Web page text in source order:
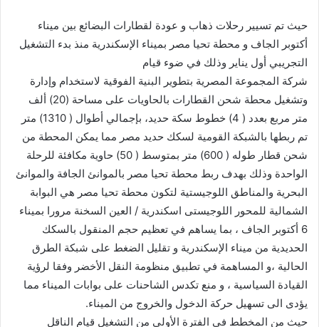
حيث تم تسيير رحلات ذهاب و عودة لقطارات البضائع بين ميناء
أكتوبر الجاف و محطة تحيا مصر بميناء الإسكندرية منذ بدء التشغيل
التجريبي أول يناير وذلك في ضوء قيام
شركة المجموعة المصرية بتطوير البنية الفوقية لاستخدام وإدارة
وتشغيل محطة شحن القطارات بالحاويات على مساحة (20) ألف
متر مربع بعدد ( 4) خطوط سكة حديد، بإجمالي أطوال ( 1310) متر
تم ربطها بالشبكة القومية لسكك حديد مصر مما يمكن المحطة من
شحن قطار طوله ( 600) متر بمتوسط ( 50) حاوية مكافئة للرحلة
الواحدة وذلك بهدف ربط محطة تحيا مصر بالموانئ الجافة والموانئ
البحرية والمناطق اللوجيستية لتكون محطة تحيا مصر هي البوابة
الشمالية للمحور اللوجيستى اسكندرية / العين السخنة مرورا بميناء
6 أكتوبر الجاف ، بما يساهم في تعظيم حجم المنقول بالسكك
الحديدية من ميناء الإسكندرية و تقليل الضغط على شبكة الطرق
الحالية ،و المساهمة في تطبيق منظومة النقل الأخضر وفقا لرؤية
القيادة السياسية ، و منع تكدس الشاحنات على بوابات الميناء مما
يؤدى الى تسهيل حركة الدخول والخروج من الميناء.
حيث من المخطط في الفترة الأولى من التشغيل قيام الناقل